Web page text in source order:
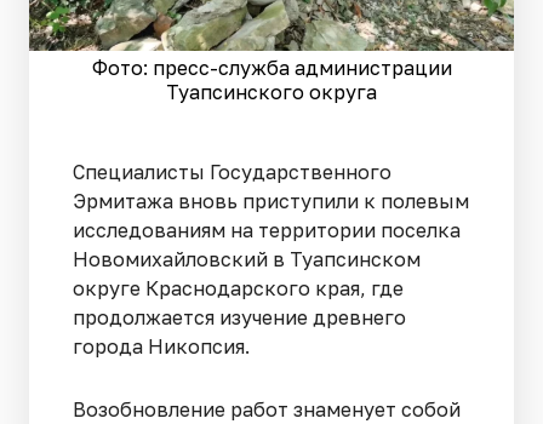
Фото: пресс-служба администрации
Туапсинского округа
Специалисты Государственного
Эрмитажа вновь приступили к полевым
исследованиям на территории поселка
Новомихайловский в Туапсинском
округе Краснодарского края, где
продолжается изучение древнего
города Никопсия.
Возобновление работ знаменует собой